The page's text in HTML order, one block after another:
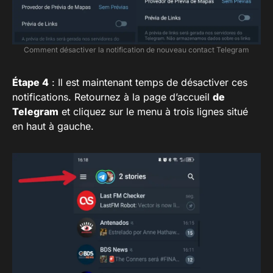
Comment désactiver la notification de nouveau contact Telegram
Étape 4 : Il est maintenant temps de désactiver ces
notifications. Retournez à la page d’accueil de
Telegram et cliquez sur le menu à trois lignes situé
en haut à gauche.